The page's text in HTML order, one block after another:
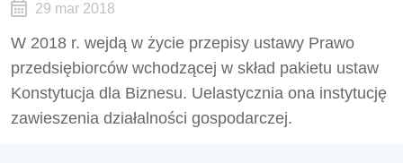
29 mar 2018
W 2018 r. wejdą w życie przepisy ustawy Prawo
przedsiębiorców wchodzącej w skład pakietu ustaw
Konstytucja dla Biznesu. Uelastycznia ona instytucję
zawieszenia działalności gospodarczej.